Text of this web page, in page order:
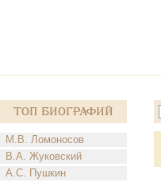
Топ Биографий
М.В. Ломоносов
В.А. Жуковский
А.С. Пушкин